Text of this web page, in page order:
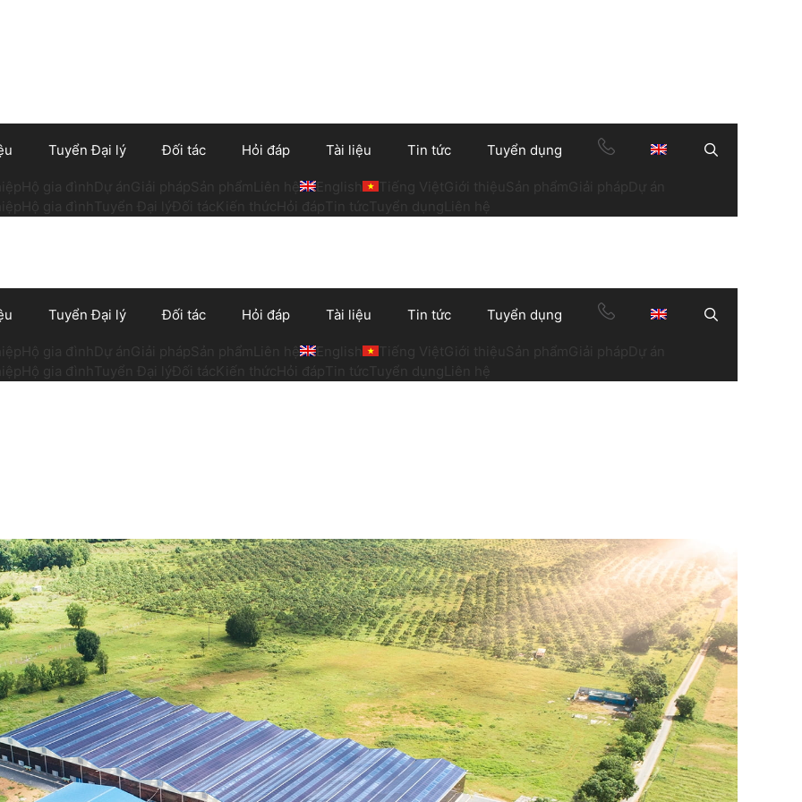
Tuyển Đại lý Đối tác Hỏi đáp Tài liệu Tin tức Tuyển dụng
Hộ gia đình Dự ánGiải pháp Sản phẩm Liên hệ English Tiếng ViệtGiới thiệu Sản phẩm Giải phápDự án
Hộ gia đình Tuyển Đại lý Đối tác Kiến thức Hỏi đáp Tin tức Tuyển dụng Liên hệ
Tuyển Đại lý Đối tác Hỏi đáp Tài liệu Tin tức Tuyển dụng
Hộ gia đình Dự ánGiải pháp Sản phẩm Liên hệ English Tiếng ViệtGiới thiệu Sản phẩm Giải phápDự án
Hộ gia đình Tuyển Đại lý Đối tác Kiến thức Hỏi đáp Tin tức Tuyển dụng Liên hệ